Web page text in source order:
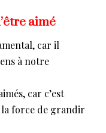
aimé
car il
à notre
car c’est
la force de grandir